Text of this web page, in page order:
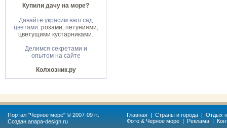
Купили дачу на море?
Давайте украсим ваш сад
цветами: розами, петуниями,
цветущими кустарниками.
Делимся секретами и
опытом на сайте
Колхозник.ру
Портал "Черное море" © 2007-09 гг.
Создан anapa-design.ru
Главная | Страны и города | Отдых
Фото & Черное море | Реклама |